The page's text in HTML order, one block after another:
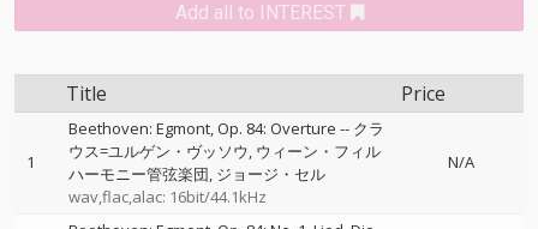
Add all to INTEREST
Title Price
1
Beethoven: Egmont, Op. 84: Overture -- クラ
ウス=ユルゲン・ヴッソウ ウィーン・フィル
ハーモニー管弦楽団 ジョージ・セル
wav,flac,alac: 16bit/44.1kHz
N/A